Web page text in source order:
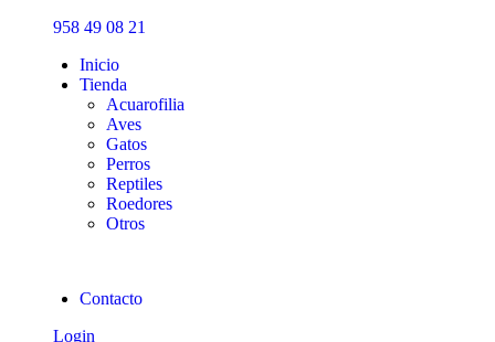
958 49 08 21
Inicio
Tienda
Acuarofilia
Aves
Gatos
Perros
Reptiles
Roedores
Otros
Contacto
Login
Inicio